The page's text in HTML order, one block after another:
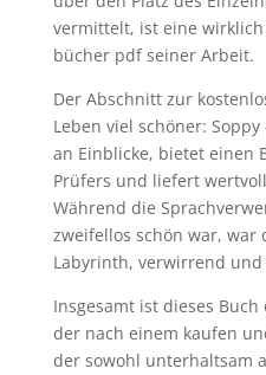
vermittelt, ist eine
bücher pdf seiner Arbeit.
Der Abschnitt zur
Leben viel schöner:
an Einblicke, bietet einen
Prüfers und liefert
Während die
zweifellos schön war, war
Labyrinth, verwirrend
Insgesamt ist dieses
der nach einem kaufen
der sowohl unterhaltsam